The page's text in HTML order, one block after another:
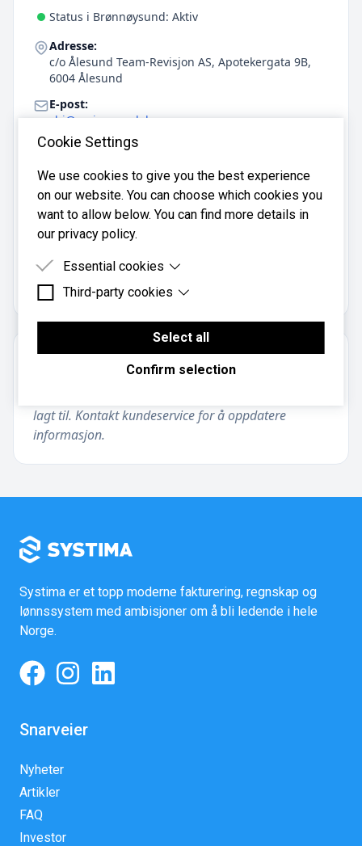
Status i Brønnøysund: Aktiv
Adresse:
c/o Ålesund Team-Revisjon AS, Apotekergata 9B,
6004 Ålesund
E-post:
sbj@revisornordal.no
Telefon:
995 60 843
Brønnøysundregistrene med organisasjonsnummer
964284946.
Om regnskapsbyrået
lagt til. Kontakt kundeservice for å oppdatere
informasjon.
Cookie Settings
We use cookies to give you the best experience
on our website. You can choose which cookies you
want to allow below. You can find more details in
our privacy policy.
Essential cookies
Essential cookies are cookies that are needed for
Third-party cookies
Third-party cookies are cookies set by third-party
software to enable features such as Google
Maps.
Select all
Confirm selection
Systima er et topp moderne fakturering, regnskap og
lønnssystem med ambisjoner om å bli ledende i hele
Norge.
Snarveier
Nyheter
Artikler
FAQ
Investor